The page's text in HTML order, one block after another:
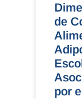
de
por